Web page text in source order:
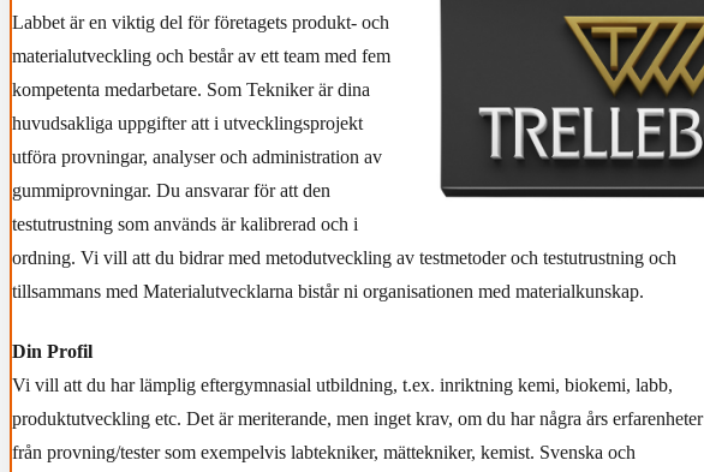
Labbet är en viktig del för företagets produkt- och
materialutveckling och består av ett team med fem
kompetenta medarbetare. Som Tekniker är dina
huvudsakliga uppgifter att i utvecklingsprojekt
utföra provningar, analyser och administration av
gummiprovningar. Du ansvarar för att den
testutrustning som används är kalibrerad och i
ordning. Vi vill att du bidrar med metodutveckling av testmetoder och testutrustning och
tillsammans med Materialutvecklarna bistår ni organisationen med materialkunskap.
Din Profil
Vi vill att du har lämplig eftergymnasial utbildning, t.ex. inriktning kemi, biokemi, labb,
produktutveckling etc. Det är meriterande, men inget krav, om du har några års erfarenheter
från provning/tester som exempelvis labtekniker, mättekniker, kemist. Svenska och